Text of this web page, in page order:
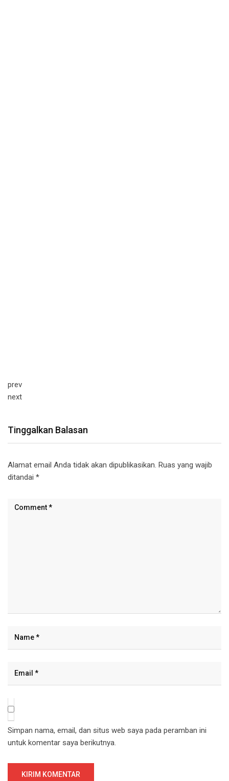
prev
next
Tinggalkan Balasan
Alamat email Anda tidak akan dipublikasikan. Ruas yang wajib
ditandai *
Simpan nama, email, dan situs web saya pada peramban ini
untuk komentar saya berikutnya.